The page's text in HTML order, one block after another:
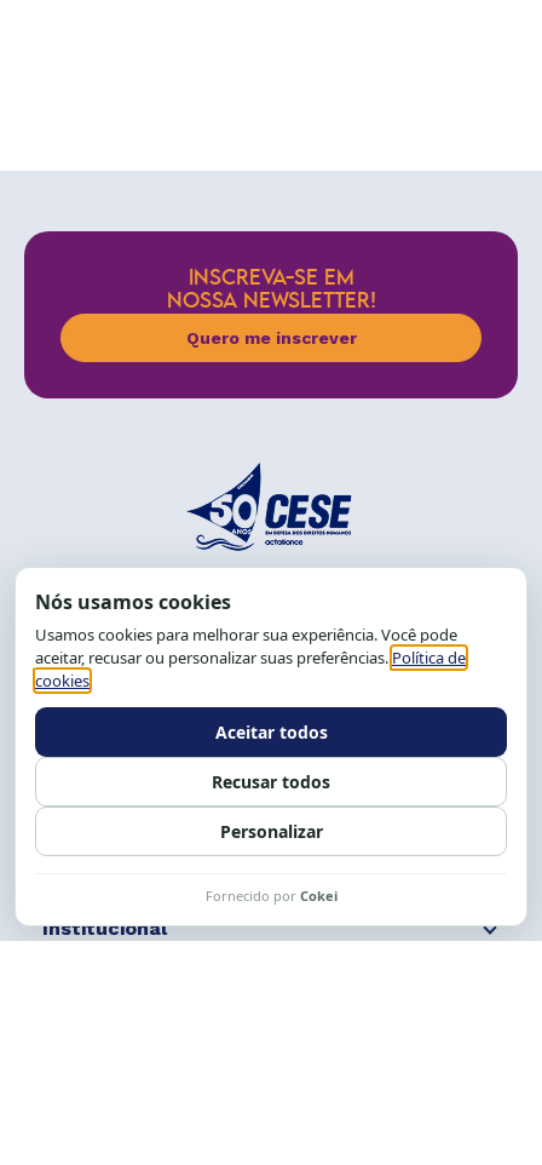
INSCREVA-SE EM
NOSSA NEWSLETTER!
Quero me inscrever
End.: R. da Graça, 150. Graça
CEP: 40.150-055
Salvador-BA, Brasil.
Tel.: (71) 2104-5457, Cel.: (71) 9 9239-2104 ou 2105
Expediente: 8h às 12h e 13 às 17h.
Siga nossas redes Fale conosco
Institucional